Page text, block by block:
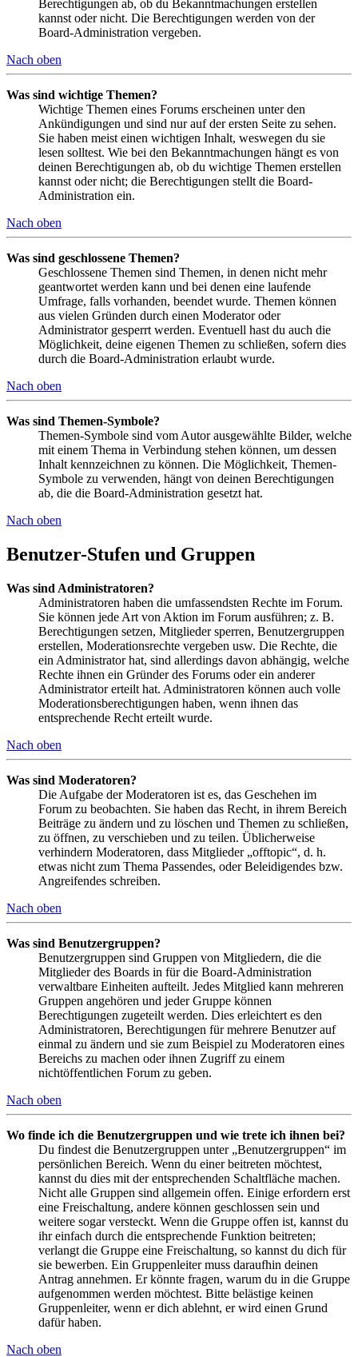
Berechtigungen ab, ob du Bekanntmachungen erstellen
kannst oder nicht. Die Berechtigungen werden von der
Board-Administration vergeben.
Nach oben
Was sind wichtige Themen?
Wichtige Themen eines Forums erscheinen unter den
Ankündigungen und sind nur auf der ersten Seite zu sehen.
Sie haben meist einen wichtigen Inhalt, weswegen du sie
lesen solltest. Wie bei den Bekanntmachungen hängt es von
deinen Berechtigungen ab, ob du wichtige Themen erstellen
kannst oder nicht; die Berechtigungen stellt die Board-
Administration ein.
Nach oben
Was sind geschlossene Themen?
Geschlossene Themen sind Themen, in denen nicht mehr
geantwortet werden kann und bei denen eine laufende
Umfrage, falls vorhanden, beendet wurde. Themen können
aus vielen Gründen durch einen Moderator oder
Administrator gesperrt werden. Eventuell hast du auch die
Möglichkeit, deine eigenen Themen zu schließen, sofern dies
durch die Board-Administration erlaubt wurde.
Nach oben
Was sind Themen-Symbole?
Themen-Symbole sind vom Autor ausgewählte Bilder, welche
mit einem Thema in Verbindung stehen können, um dessen
Inhalt kennzeichnen zu können. Die Möglichkeit, Themen-
Symbole zu verwenden, hängt von deinen Berechtigungen
ab, die die Board-Administration gesetzt hat.
Nach oben
Benutzer-Stufen und Gruppen
Was sind Administratoren?
Administratoren haben die umfassendsten Rechte im Forum.
Sie können jede Art von Aktion im Forum ausführen; z. B.
Berechtigungen setzen, Mitglieder sperren, Benutzergruppen
erstellen, Moderationsrechte vergeben usw. Die Rechte, die
ein Administrator hat, sind allerdings davon abhängig, welche
Rechte ihnen ein Gründer des Forums oder ein anderer
Administrator erteilt hat. Administratoren können auch volle
Moderationsberechtigungen haben, wenn ihnen das
entsprechende Recht erteilt wurde.
Nach oben
Was sind Moderatoren?
Die Aufgabe der Moderatoren ist es, das Geschehen im
Forum zu beobachten. Sie haben das Recht, in ihrem Bereich
Beiträge zu ändern und zu löschen und Themen zu schließen,
zu öffnen, zu verschieben und zu teilen. Üblicherweise
verhindern Moderatoren, dass Mitglieder „offtopic“, d. h.
etwas nicht zum Thema Passendes, oder Beleidigendes bzw.
Angreifendes schreiben.
Nach oben
Was sind Benutzergruppen?
Benutzergruppen sind Gruppen von Mitgliedern, die die
Mitglieder des Boards in für die Board-Administration
verwaltbare Einheiten aufteilt. Jedes Mitglied kann mehreren
Gruppen angehören und jeder Gruppe können
Berechtigungen zugeteilt werden. Dies erleichtert es den
Administratoren, Berechtigungen für mehrere Benutzer auf
einmal zu ändern und sie zum Beispiel zu Moderatoren eines
Bereichs zu machen oder ihnen Zugriff zu einem
nichtöffentlichen Forum zu geben.
Nach oben
Wo finde ich die Benutzergruppen und wie trete ich ihnen bei?
Du findest die Benutzergruppen unter „Benutzergruppen“ im
persönlichen Bereich. Wenn du einer beitreten möchtest,
kannst du dies mit der entsprechenden Schaltfläche machen.
Nicht alle Gruppen sind allgemein offen. Einige erfordern erst
eine Freischaltung, andere können geschlossen sein und
weitere sogar versteckt. Wenn die Gruppe offen ist, kannst du
ihr einfach durch die entsprechende Funktion beitreten;
verlangt die Gruppe eine Freischaltung, so kannst du dich für
sie bewerben. Ein Gruppenleiter muss daraufhin deinen
Antrag annehmen. Er könnte fragen, warum du in die Gruppe
aufgenommen werden möchtest. Bitte belästige keinen
Gruppenleiter, wenn er dich ablehnt, er wird einen Grund
dafür haben.
Nach oben